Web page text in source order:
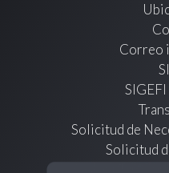
Correo
Solicitud de
Solicitud